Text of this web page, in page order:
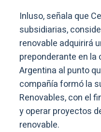
Inluso, señala que
subsidiarias,
renovable adquirirá
preponderante en
Argentina al punto
compañía formó la
Renovables, con el
y operar proyectos
renovable.